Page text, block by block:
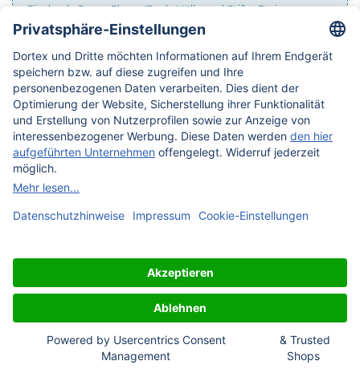
Ringbuch Cover, Planer/Buch-Hülle und Stifte-Etui
Anleitung und Schnittmuster vonUnikati - Bag Design
8,90€
inkl. MwSt.
auswählen
Clutch "Tilda"